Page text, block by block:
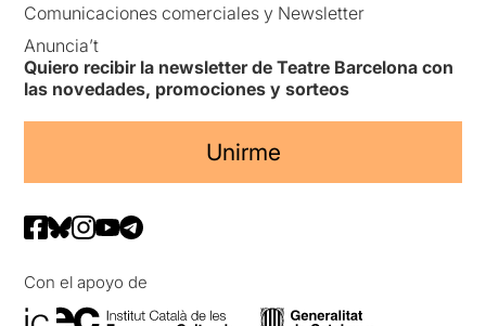
Comunicaciones comerciales y Newsletter
Anuncia’t
Quiero recibir la newsletter de Teatre Barcelona con
las novedades, promociones y sorteos
Unirme
Con el apoyo de